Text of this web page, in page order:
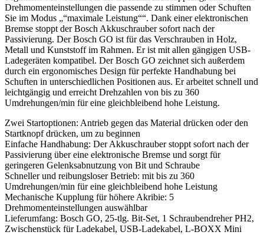
Drehmomenteinstellungen die passende zu stimmen oder Schuften
Sie im Modus „“maximale Leistung““. Dank einer elektronischen
Bremse stoppt der Bosch Akkuschrauber sofort nach der
Passivierung. Der Bosch GO ist für das Verschrauben in Holz,
Metall und Kunststoff im Rahmen. Er ist mit allen gängigen USB-
Ladegeräten kompatibel. Der Bosch GO zeichnet sich außerdem
durch ein ergonomisches Design für perfekte Handhabung bei
Schuften in unterschiedlichen Positionen aus. Er arbeitet schnell und
leichtgängig und erreicht Drehzahlen von bis zu 360
Umdrehungen/min für eine gleichbleibend hohe Leistung.
Zwei Startoptionen: Antrieb gegen das Material drücken oder den
Startknopf drücken, um zu beginnen
Einfache Handhabung: Der Akkuschrauber stoppt sofort nach der
Passivierung über eine elektronische Bremse und sorgt für
geringeren Gelenksabnutzung von Bit und Schraube
Schneller und reibungsloser Betrieb: mit bis zu 360
Umdrehungen/min für eine gleichbleibend hohe Leistung
Mechanische Kupplung für höhere Akribie: 5
Drehmomenteinstellungen auswählbar
Lieferumfang: Bosch GO, 25-tlg. Bit-Set, 1 Schraubendreher PH2,
Zwischenstück für Ladekabel, USB-Ladekabel, L-BOXX Mini